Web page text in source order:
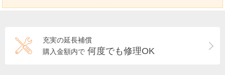
充実の延長補償
購入金額内で 何度でも修理OK